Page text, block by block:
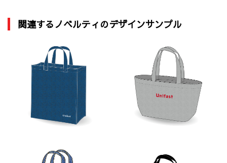
関連するノベルティのデザインサンプル